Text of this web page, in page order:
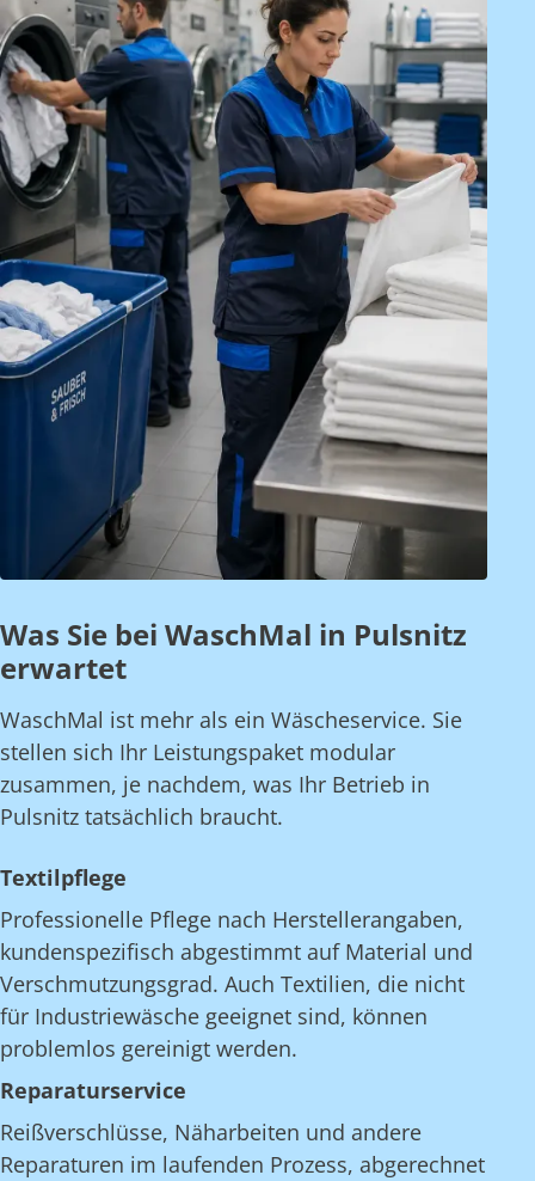
Was Sie bei WaschMal in Pulsnitz
erwartet
WaschMal ist mehr als ein Wäscheservice. Sie
stellen sich Ihr Leistungspaket modular
zusammen, je nachdem, was Ihr Betrieb in
Pulsnitz tatsächlich braucht.
Textilpflege
Professionelle Pflege nach Herstellerangaben,
kundenspezifisch abgestimmt auf Material und
Verschmutzungsgrad. Auch Textilien, die nicht
für Industriewäsche geeignet sind, können
problemlos gereinigt werden.
Reparaturservice
Reißverschlüsse, Näharbeiten und andere
Reparaturen im laufenden Prozess, abgerechnet